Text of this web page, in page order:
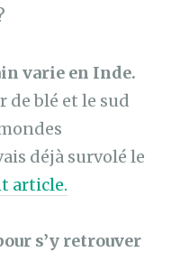
varie en Inde.
de blé et le sud
déjà survolé le
article.
s’y retrouver